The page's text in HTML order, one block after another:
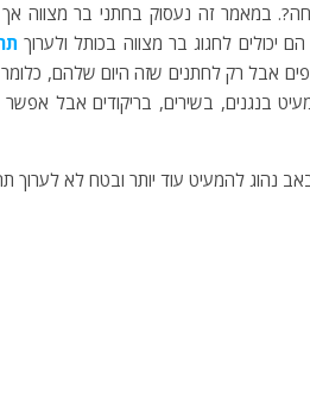
במאמר זה נעסוק בחתני בר מצווה אך
לחגוג בר מצווה בכותל ולערוך
רק לחתנים שזה היום שלהם, כלומר
בנגנים, בשירים, בריקודים אבל
להמעיט עוד יותר ובטח לא לערוך